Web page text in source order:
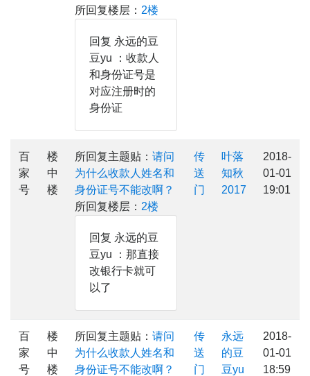
所回复楼层： 2楼
回复 永远的豆
豆yu ：收款人
和身份证号是
对应注册时的
身份证
百
家
号
楼
中
楼
所回复主题贴： 请问
为什么收款人姓名和
身份证号不能改啊？
所回复楼层： 2楼
回复 永远的豆
豆yu ：那直接
改银行卡就可
以了
传
送
门
叶落
知秋
2017
2018-
01-01
19:01
百
家
号
楼
中
楼
所回复主题贴： 请问
为什么收款人姓名和
身份证号不能改啊？
传
送
门
永远
的豆
豆yu
2018-
01-01
18:59